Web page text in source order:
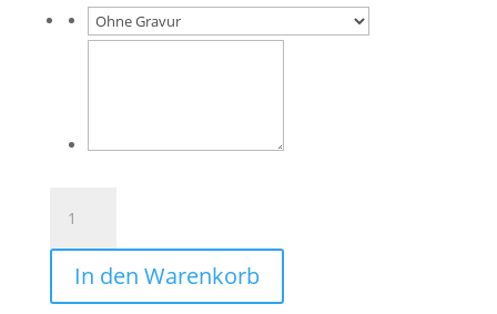
Leder
&
Stoff
„GOLD
In den Warenkorb